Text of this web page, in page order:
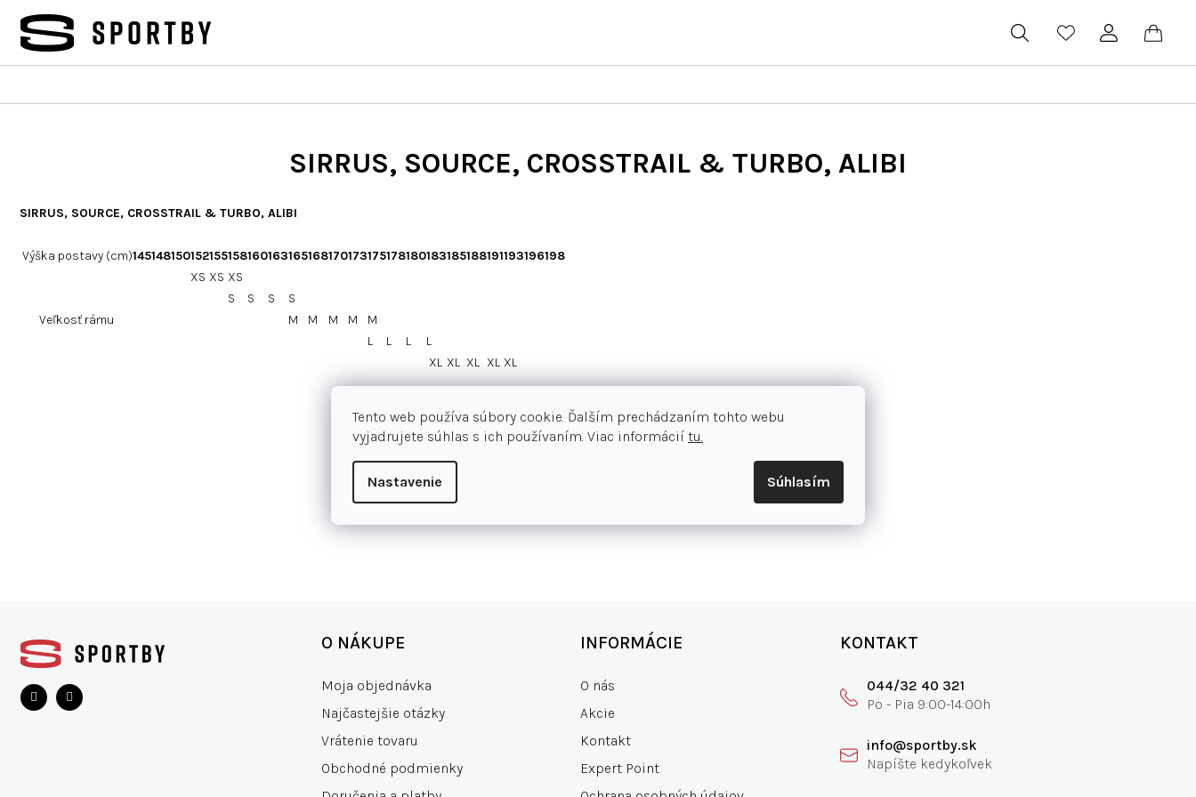
Tento web používa súbory cookie. Ďalším prechádzaním tohto webu
vyjadrujete súhlas s ich používaním. Viac informácií tu.
Nastavenie Súhlasím
obsah
košík
SIRRUS, SOURCE, CROSSTRAIL & TURBO, ALIBI
SIRRUS, SOURCE, CROSSTRAIL & TURBO, ALIBI
Výška postavy (cm)145148150152155158160163165168170173175178180183185188191193196198
Veľkosť rámu
XS XS XS
S
S S
S
M
M M M
M
L
L L
L
XL XL XL XL XL
O NÁKUPE
Moja objednávka
Najčastejšie otázky
Vrátenie tovaru
Obchodné podmienky
INFORMÁCIE
O nás
Akcie
Kontakt
Expert Point
KONTAKT
044/32 40 321
info@sportby.sk